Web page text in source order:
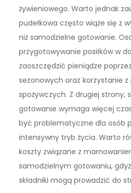
żywieniowego. Warto jednak
pudełkowa często wiąże się z
niż samodzielne gotowanie.
przygotowywanie posiłków w
zaoszczędzić pieniądze
sezonowych oraz korzystanie
spożywczych. Z drugiej strony,
gotowanie wymaga więcej
być problematyczne dla osób
intensywny tryb życia. Warto
koszty związane z
samodzielnym gotowaniu,
składniki mogą prowadzić do